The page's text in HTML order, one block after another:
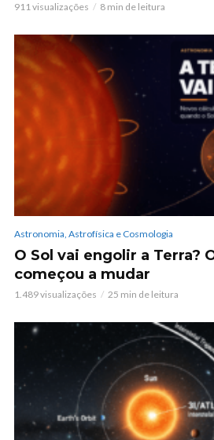
911 visualizações 8 min de leitura
Astronomia, Astrofísica e Cosmologia
O Sol vai engolir a Terra?
começou a mudar
1.489 visualizações 25 min de leitura